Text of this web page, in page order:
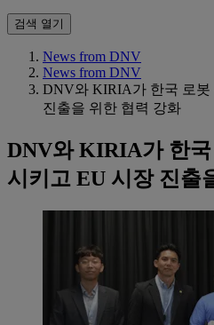
검색 열기
News from DNV
News from DNV
DNV와 KIRIA가 한국 로봇
진출을 위한 협력 강화
DNV와 KIRIA가 한국
시키고 EU 시장 진출